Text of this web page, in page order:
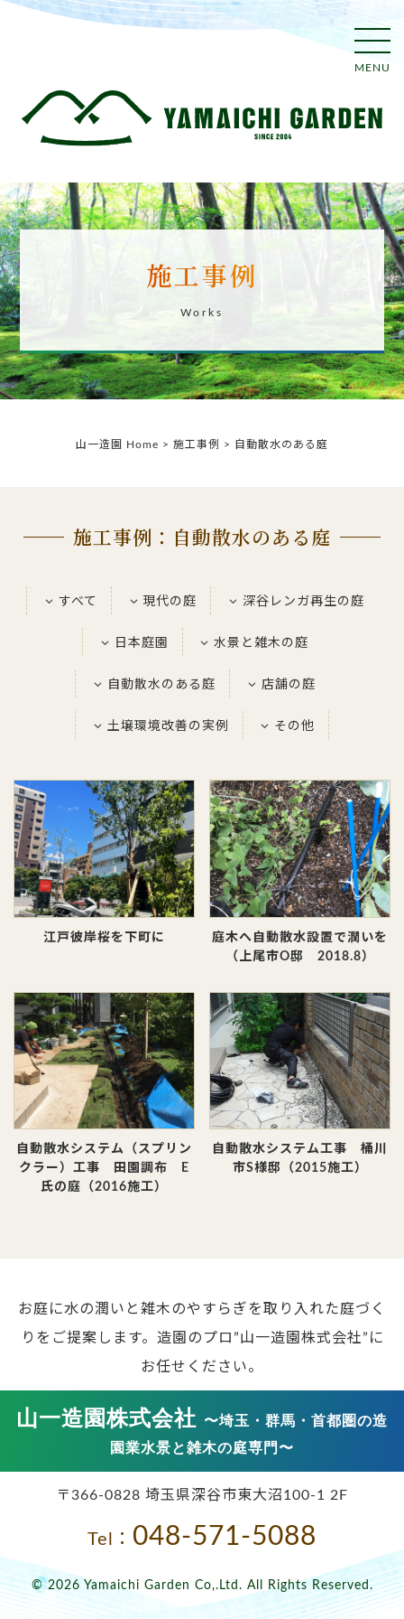
MENU
施工事例
Works
山一造園 Home > 施工事例 > 自動散水のある庭
施工事例：自動散水のある庭
すべて 現代の庭 深谷レンガ再生の庭
日本庭園 水景と雑木の庭
自動散水のある庭 店舗の庭
土壌環境改善の実例 その他
江戸彼岸桜を下町に
庭木へ自動散水設置で潤いを
（上尾市O邸 2018.8）
自動散水システム（スプリン
クラー）工事 田園調布 E
氏の庭（2016施工）
自動散水システム工事 桶川
市S様邸（2015施工）
お庭に水の潤いと雑木のやすらぎを取り入れた庭づく
りをご提案します。 造園のプロ”山一造園株式会社”に
お任せください。
山一造園株式会社 〜埼玉・群馬・首都圏の造
園業水景と雑木の庭専門〜
〒366-0828 埼玉県深谷市東大沼100-1 2F
Tel： 048-571-5088
© 2026 Yamaichi Garden Co,.Ltd. All Rights Reserved.